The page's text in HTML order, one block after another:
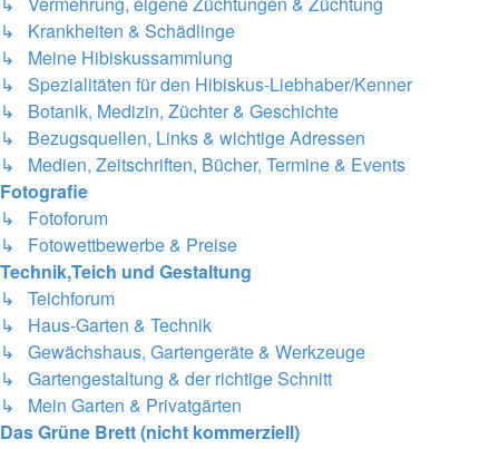
↳ Krankheiten & Schädlinge
↳ Meine Hibiskussammlung
↳ Spezialitäten für den Hibiskus-Liebhaber/Kenner
↳ Botanik, Medizin, Züchter & Geschichte
↳ Bezugsquellen, Links & wichtige Adressen
↳ Medien, Zeitschriften, Bücher, Termine & Events
Fotografie
↳ Fotoforum
↳ Fotowettbewerbe & Preise
Technik,Teich und Gestaltung
↳ Teichforum
↳ Haus-Garten & Technik
↳ Gewächshaus, Gartengeräte & Werkzeuge
↳ Gartengestaltung & der richtige Schnitt
↳ Mein Garten & Privatgärten
Das Grüne Brett (nicht kommerziell)